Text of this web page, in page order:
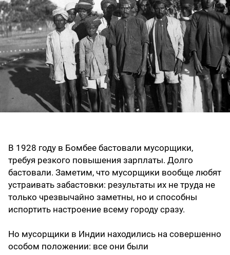
В 1928 году в Бомбее бастовали мусорщики,
требуя резкого повышения зарплаты. Долго
бастовали. Заметим, что мусорщики вообще любят
устраивать забастовки: результаты их не труда не
только чрезвычайно заметны, но и способны
испортить настроение всему городу сразу.
Но мусорщики в Индии находились на совершенно
особом положении: все они были